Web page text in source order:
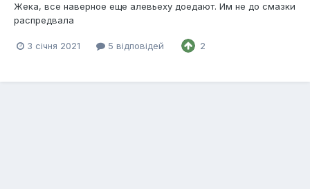
Жека, все наверное еще алевьеху доедают. Им не до смазки
распредвала
3 січня 2021 5 відповідей 2